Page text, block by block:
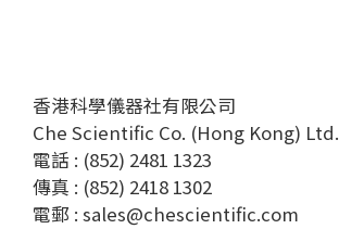
香港科學儀器社有限公司
Che Scientific Co. (Hong Kong) Ltd.
電話 : (852) 2481 1323
傳真 : (852) 2418 1302
電郵 : sales@chescientific.com